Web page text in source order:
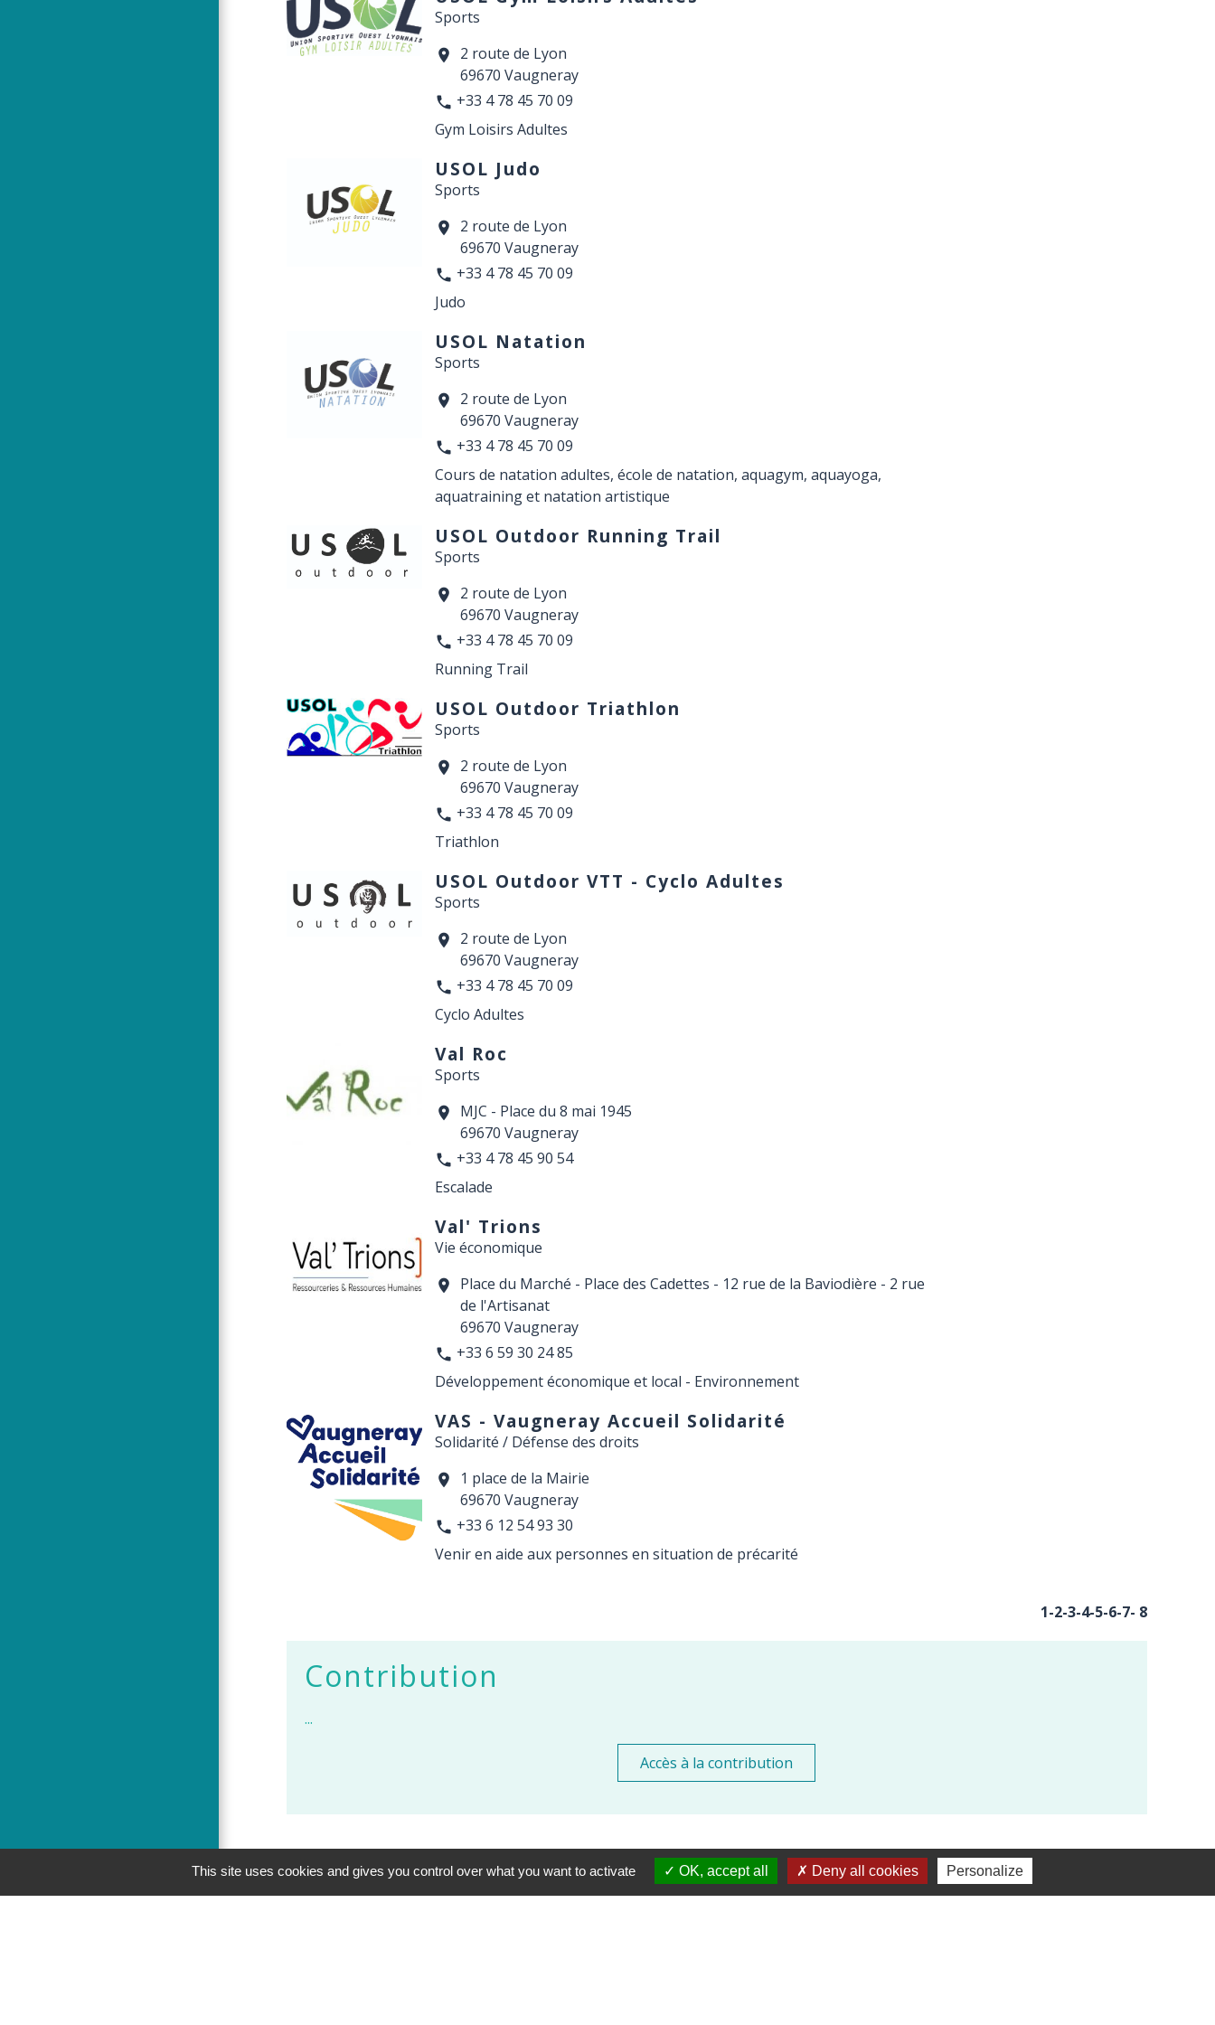
Sports
location_on
2 route de Lyon
69670 Vaugneray
phone +33 4 78 45 70 09
Gym Loisirs Adultes
USOL Judo
Sports
location_on
2 route de Lyon
69670 Vaugneray
phone +33 4 78 45 70 09
Judo
USOL Natation
Sports
location_on
2 route de Lyon
69670 Vaugneray
phone +33 4 78 45 70 09
Cours de natation adultes, école de natation, aquagym, aquayoga,
aquatraining et natation artistique
USOL Outdoor Running Trail
Sports
location_on
2 route de Lyon
69670 Vaugneray
phone +33 4 78 45 70 09
Running Trail
USOL Outdoor Triathlon
Sports
location_on
2 route de Lyon
69670 Vaugneray
phone +33 4 78 45 70 09
Triathlon
USOL Outdoor VTT - Cyclo Adultes
Sports
location_on
2 route de Lyon
69670 Vaugneray
phone +33 4 78 45 70 09
Cyclo Adultes
Val Roc
Sports
location_on
MJC - Place du 8 mai 1945
69670 Vaugneray
phone +33 4 78 45 90 54
Escalade
Val' Trions
Vie économique
location_on
Place du Marché - Place des Cadettes - 12 rue de la Baviodière - 2 rue
de l'Artisanat
69670 Vaugneray
phone +33 6 59 30 24 85
Développement économique et local - Environnement
VAS - Vaugneray Accueil Solidarité
Solidarité / Défense des droits
location_on
1 place de la Mairie
69670 Vaugneray
phone +33 6 12 54 93 30
Venir en aide aux personnes en situation de précarité
1-2-3-4-5-6-7- 8
Contribution
...
Accès à la contribution
This site uses cookies and gives you control over what you want to activate OK, accept all Deny all cookies Personalize